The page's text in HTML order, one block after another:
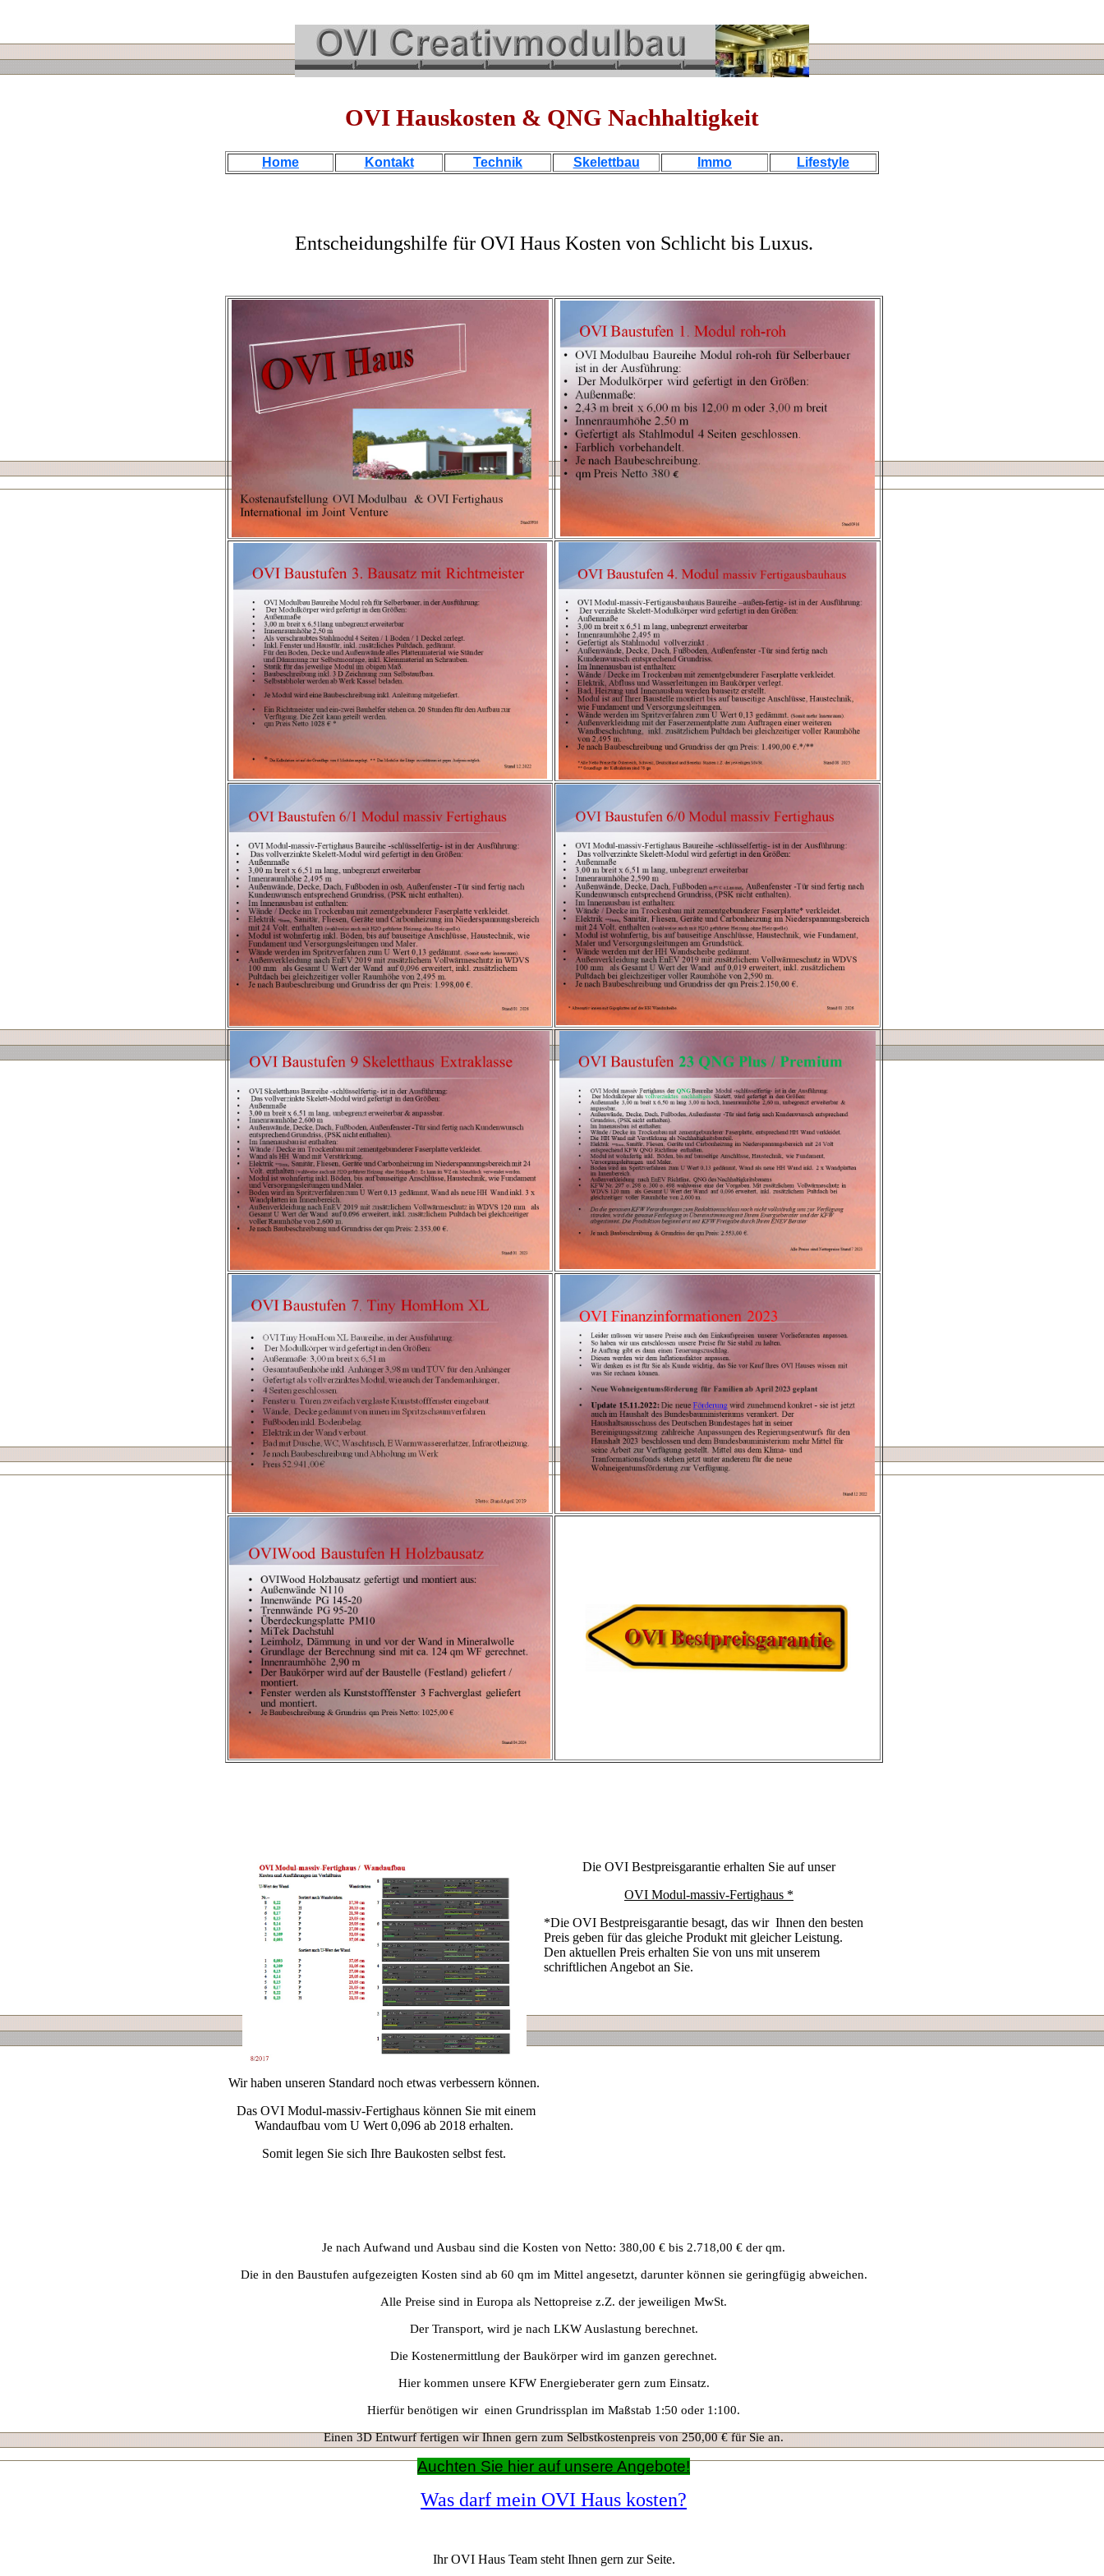
OVI Hauskosten & QNG Nachhaltigkeit
Home Kontakt Technik Skelettbau Immo Lifestyle
Entscheidungshilfe für OVI Haus Kosten von Schlicht bis Luxus.
Wir haben unseren Standard noch etwas verbessern können.
Das OVI Modul-massiv-Fertighaus können Sie mit einem
Wandaufbau vom U Wert 0,096 ab 2018 erhalten.
Somit legen Sie sich Ihre Baukosten selbst fest.
Die OVI Bestpreisgarantie erhalten Sie auf unser
OVI Modul-massiv-Fertighaus *
*Die OVI Bestpreisgarantie besagt, das wir Ihnen den besten
Preis geben für das gleiche Produkt mit gleicher Leistung.
Den aktuellen Preis erhalten Sie von uns mit unserem
schriftlichen Angebot an Sie.
Je nach Aufwand und Ausbau sind die Kosten von Netto: 380,00 € bis 2.718,00 € der qm.
Die in den Baustufen aufgezeigten Kosten sind ab 60 qm im Mittel angesetzt, darunter können sie geringfügig abweichen.
Alle Preise sind in Europa als Nettopreise z.Z. der jeweiligen MwSt.
Der Transport, wird je nach LKW Auslastung berechnet.
Die Kostenermittlung der Baukörper wird im ganzen gerechnet.
Hier kommen unsere KFW Energieberater gern zum Einsatz.
Hierfür benötigen wir einen Grundrissplan im Maßstab 1:50 oder 1:100.
Einen 3D Entwurf fertigen wir Ihnen gern zum Selbstkostenpreis von 250,00 € für Sie an.
Auchten Sie hier auf unsere Angebote!
Was darf mein OVI Haus kosten?
Ihr OVI Haus Team steht Ihnen gern zur Seite.